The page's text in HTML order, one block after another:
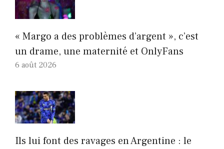
« Margo a des problèmes d’argent », c’est
un drame, une maternité et OnlyFans
6 août 2026
Ils lui font des ravages en Argentine : le